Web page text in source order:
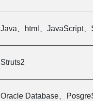
Java、html、JavaScript
Struts2
Oracle Database、